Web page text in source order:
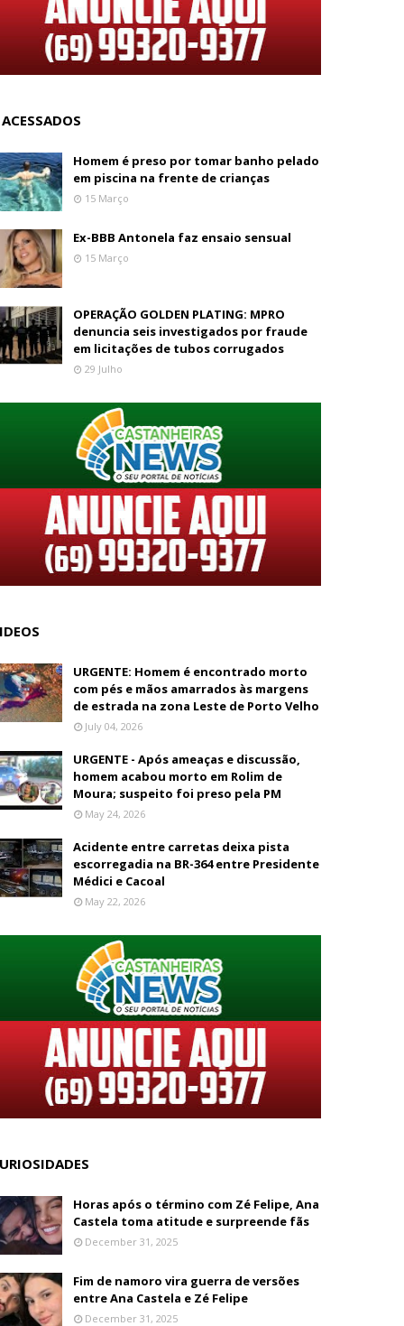
Homem é preso por tomar banho pelado
em piscina na frente de crianças
15 Março
Ex-BBB Antonela faz ensaio sensual
15 Março
OPERAÇÃO GOLDEN PLATING: MPRO
denuncia seis investigados por fraude
em licitações de tubos corrugados
29 Julho
URGENTE: Homem é encontrado morto
com pés e mãos amarrados às margens
de estrada na zona Leste de Porto Velho
July 04, 2026
URGENTE - Após ameaças e discussão,
homem acabou morto em Rolim de
Moura; suspeito foi preso pela PM
May 24, 2026
Acidente entre carretas deixa pista
escorregadia na BR-364 entre Presidente
Médici e Cacoal
May 22, 2026
Horas após o término com Zé Felipe, Ana
Castela toma atitude e surpreende fãs
December 31, 2025
Fim de namoro vira guerra de versões
entre Ana Castela e Zé Felipe
December 31, 2025